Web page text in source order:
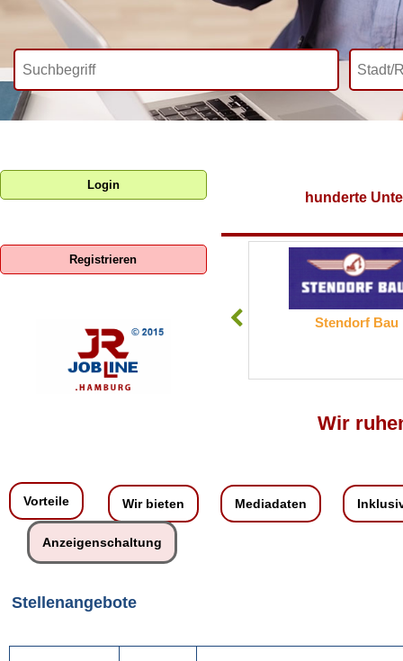
hunderte
Stendorf Bau
Wir
Login
Registrieren
Vorteile Wir bieten Mediadaten
Anzeigenschaltung
Stellenangebote